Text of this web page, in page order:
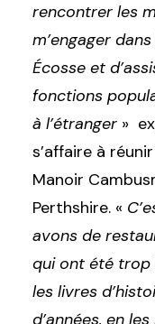
rencontrer les
m’engager
Écosse et
fonctions
à l’étranger »
s’affaire à
Manoir
Perthshire. «
avons de
qui ont été trop
les livres
d’années, en